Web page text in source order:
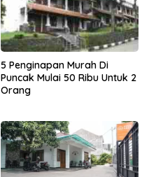
5 Penginapan Murah Di
Puncak Mulai 50 Ribu Untuk 2
Orang